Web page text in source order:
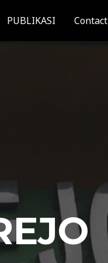
PUBLIKASI Contact